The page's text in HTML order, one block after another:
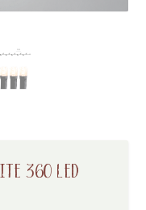
360 LED